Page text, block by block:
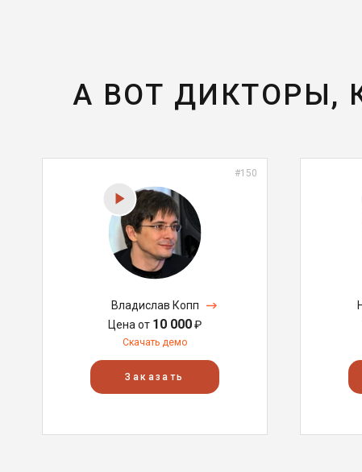
А ВОТ ДИКТОРЫ,
#150
Владислав Копп
Цена от 10 000₽
Скачать демо
Заказать